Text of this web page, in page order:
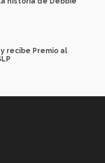
recibe Premio al